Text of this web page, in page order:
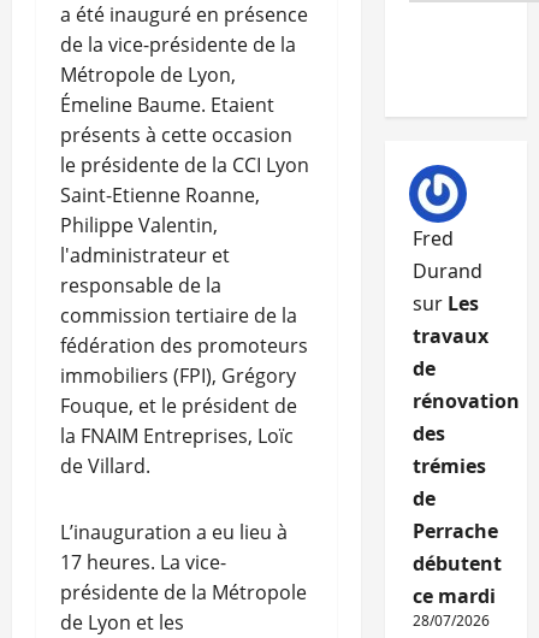
a été inauguré en présence
de la vice-présidente de la
Métropole de Lyon,
Émeline Baume. Etaient
présents à cette occasion
le présidente de la CCI Lyon
Saint-Etienne Roanne,
Philippe Valentin,
l'administrateur et
responsable de la
commission tertiaire de la
fédération des promoteurs
immobiliers (FPI), Grégory
Fouque, et le président de
la FNAIM Entreprises, Loïc
de Villard.
L’inauguration a eu lieu à
17 heures. La vice-
présidente de la Métropole
de Lyon et les
Fred
Durand
sur Les
travaux
de
rénovation
des
trémies
de
Perrache
débutent
ce mardi
28/07/2026